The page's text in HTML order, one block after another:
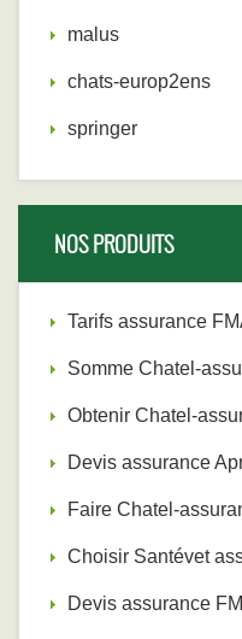
malus
chats-europ2ens
springer
NOS PRODUITS
Tarifs assurance
Somme Chatel-
Obtenir Chatel-
Devis assurance
Faire Chatel-
Choisir Santévet
Devis assurance